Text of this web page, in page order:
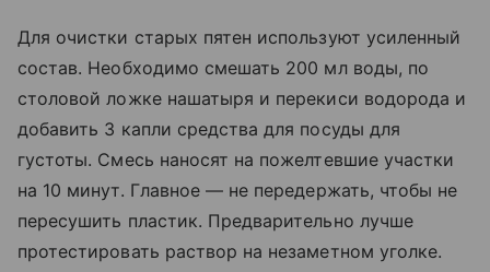
Для очистки старых пятен используют усиленный
состав. Необходимо смешать 200 мл воды, по
столовой ложке нашатыря и перекиси водорода и
добавить 3 капли средства для посуды для
густоты. Смесь наносят на пожелтевшие участки
на 10 минут. Главное — не передержать, чтобы не
пересушить пластик. Предварительно лучше
протестировать раствор на незаметном уголке.